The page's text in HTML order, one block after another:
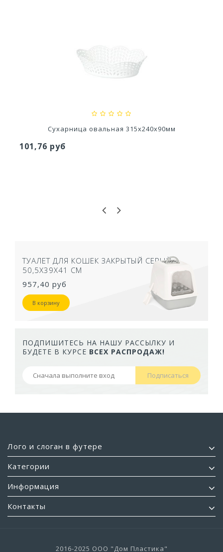
Ускоритель компоста 60гр
Сухарница овальная 315х240х90мм
101,76 руб
ТУАЛЕТ ДЛЯ КОШЕК ЗАКРЫТЫЙ СЕРЫЙ
50,5Х39Х41 СМ
957,40 руб
В корзину
ПОДПИШИТЕСЬ НА НАШУ РАССЫЛКУ И
БУДЕТЕ В КУРСЕ ВСЕХ РАСПРОДАЖ!
Подписаться
Лого и слоган в футере
Категории
Информация
Контакты
2016-2025 ООО "Дом Пластика"